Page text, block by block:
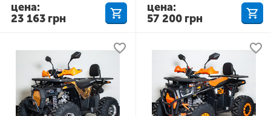
23 163 грн
цена:
57 200 грн
цена: